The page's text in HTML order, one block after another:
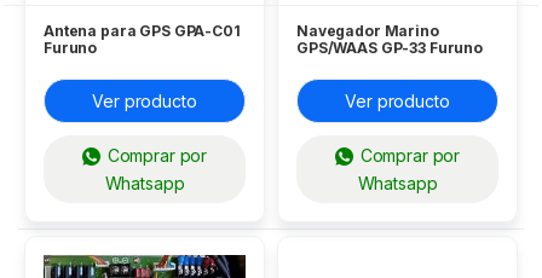
Antena para GPS GPA-C01
Furuno
Ver producto
Comprar por
Whatsapp
Navegador Marino
GPS/WAAS GP-33 Furuno
Ver producto
Comprar por
Whatsapp